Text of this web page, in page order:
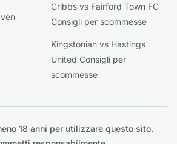
Cribbs vs Fairford Town FC
Consigli per scommesse
Kingstonian vs Hastings
United Consigli per
scommesse
18 anni per utilizzare questo sito.